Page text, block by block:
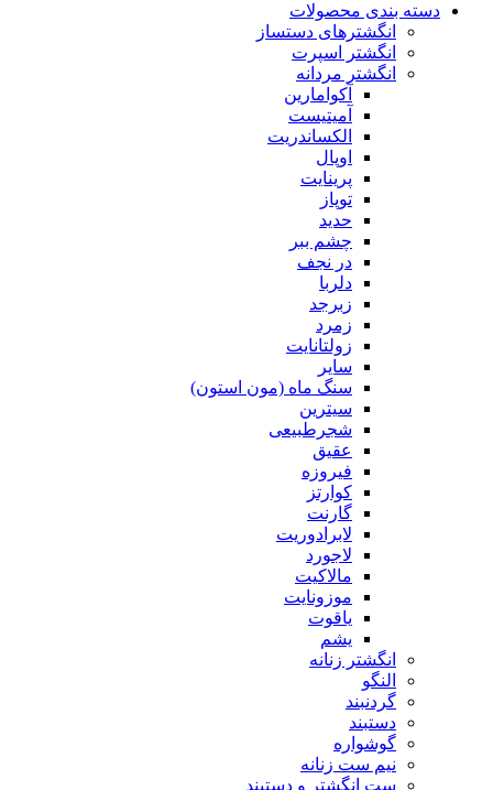
دسته بندی محصولات
انگشترهای دستساز
انگشتر اسپرت
انگشتر مردانه
آکوامارین
آمیتیست
الکساندریت
اوپال
پرینایت
توپاز
حدید
چشم ببر
در نجف
دلربا
زبرجد
زمرد
زولتانایت
سایر
سنگ ماه (مون استون)
سیترین
شجرطبیعی
عقیق
فیروزه
کوارتز
گارنت
لابرادوریت
لاجورد
مالاکیت
موزونایت
یاقوت
یشم
انگشتر زنانه
النگو
گردنبند
دستبند
گوشواره
نیم ست زنانه
ست انگشتر و دستبند